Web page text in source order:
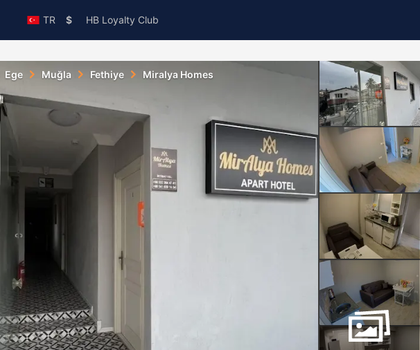
TR $ HB Loyalty Club
Ege Muğla Fethiye Miralya Homes